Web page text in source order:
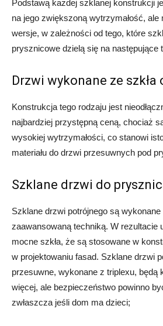
Podstawą każdej szklanej konstrukcji
na jego zwiększoną wytrzymałość, ale
wersje, w zależności od tego, które
prysznicowe dzielą się na następujące
Drzwi wykonane ze
Konstrukcja tego rodzaju jest
najbardziej przystępną ceną, chociaż
wysokiej wytrzymałości, co stanowi
materiału do drzwi przesuwnych pod
Szklane drzwi do
Szklane drzwi potrójnego są
zaawansowaną techniką. W rezultacie
mocne szkła, że ​​są stosowane w
w projektowaniu fasad. Szklane drzwi
przesuwne, wykonane z triplexu, będą
więcej, ale bezpieczeństwo powinno
zwłaszcza jeśli dom ma dzieci;